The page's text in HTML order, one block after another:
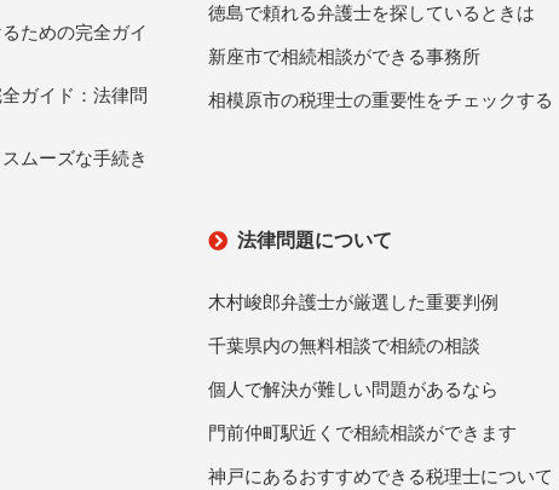
ための完全ガイ
ガイド：法律問
ムーズな手続き
徳島で頼れる弁護士を探しているときは
新座市で相続相談ができる事務所
相模原市の税理士の重要性をチェックする
法律問題について
木村峻郎弁護士が厳選した重要判例
千葉県内の無料相談で相続の相談
個人で解決が難しい問題があるなら
門前仲町駅近くで相続相談ができます
神戸にあるおすすめできる税理士について